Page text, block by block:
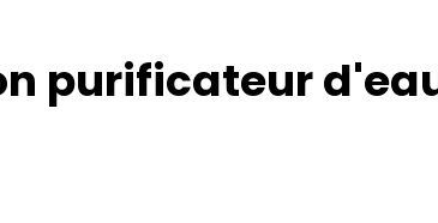
purificateur